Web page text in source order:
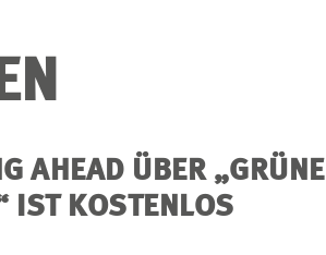
AHEAD ÜBER „GRÜNE
IST KOSTENLOS